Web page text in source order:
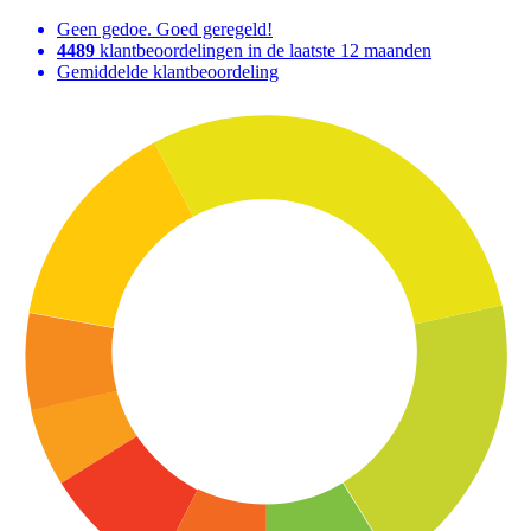
Geen gedoe. Goed geregeld!
4489 klantbeoordelingen in de laatste 12 maanden
Gemiddelde klantbeoordeling